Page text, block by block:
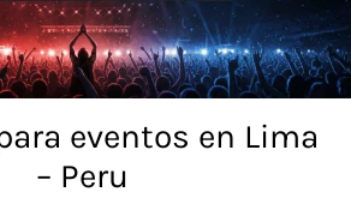
eventos en Lima
– Peru